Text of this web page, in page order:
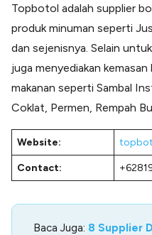
Topbotol adalah supplier
produk minuman seperti
dan sejenisnya. Selain
juga menyediakan
makanan seperti Sambal
Coklat, Permen, Rempah
Website:
Contact:
Baca Juga: 8 Supplier